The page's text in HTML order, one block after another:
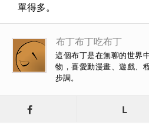
單得多。
布丁布丁吃布丁
這個布丁是在無聊的世界
物，喜愛動漫畫、遊戲、
步調。
L